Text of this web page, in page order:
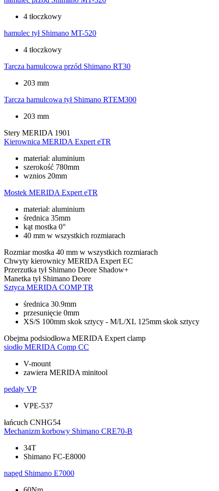
4 tłoczkowy
hamulec tył Shimano MT-520
4 tłoczkowy
Tarcza hamulcowa przód Shimano RT30
203 mm
Tarcza hamulcowa tył Shimano RTEM300
203 mm
Stery MERIDA 1901
Kierownica MERIDA Expert eTR
materiał: aluminium
szerokość 780mm
wznios 20mm
Mostek MERIDA Expert eTR
materiał: aluminium
średnica 35mm
kąt mostka 0°
40 mm w wszystkich rozmiarach
Rozmiar mostka 40 mm w wszystkich rozmiarach
Chwyty kierownicy MERIDA Expert EC
Przerzutka tył Shimano Deore Shadow+
Manetka tył Shimano Deore
Sztyca MERIDA COMP TR
średnica 30.9mm
przesunięcie 0mm
XS/S 100mm skok sztycy - M/L/XL 125mm skok sztycy
Obejma podsiodłowa MERIDA Expert clamp
siodło MERIDA Comp CC
V-mount
zawiera MERIDA minitool
pedały VP
VPE-537
łańcuch CNHG54
Mechanizm korbowy Shimano CRE70-B
34T
Shimano FC-E8000
napęd Shimano E7000